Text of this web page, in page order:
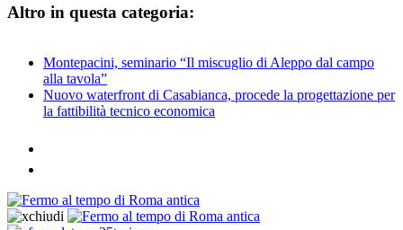
Altro in questa categoria:
Montepacini, seminario “Il miscuglio di Aleppo dal campo
alla tavola”
Nuovo waterfront di Casabianca, procede la progettazione per
la fattibilità tecnico economica